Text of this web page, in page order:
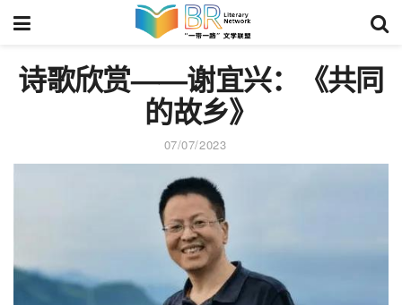
诗歌欣赏——谢宜兴：《共同
的故乡》
07/07/2023